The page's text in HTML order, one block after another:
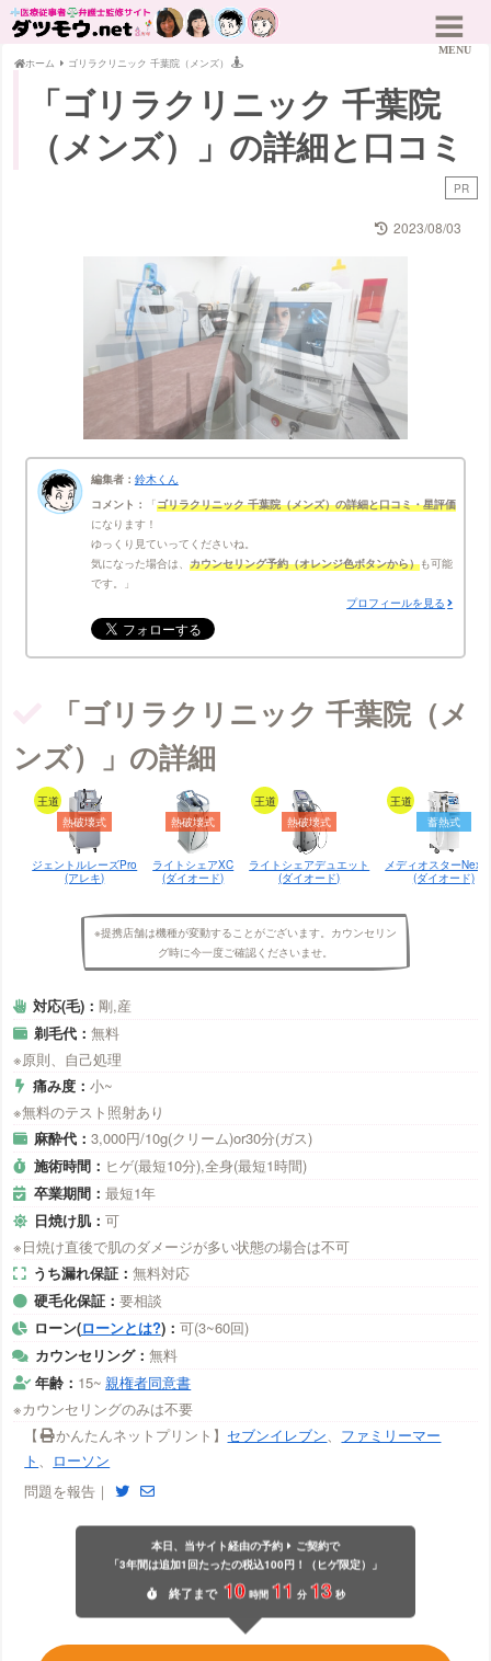
ホーム ゴリラクリニック 千葉院（メンズ）
「ゴリラクリニック 千葉院
（メンズ）」の詳細と口コミ
PR
2023/08/03
編集者： 鈴木くん
コメント：
ゴリラクリニック 千葉院（メンズ）の詳細と口コミ・星評価
になります！
ゆっくり見ていってくださいね。
気になった場合は、 カウンセリング予約（オレンジ色ボタンから）も可能
です。
プロフィールを見る
「ゴリラクリニック 千葉院（メ
ンズ）」の詳細
熱破壊式
ジェントルレーズPro
(アレキ)
王道
熱破壊式
ライトシェアXC
(ダイオード)
熱破壊式
ライトシェアデュエット
(ダイオード)
王道
蓄熱式
メディオスター
(ダイオード)
王道
※提携店舗は機種が変動することがございます。カウンセリン
グ時に今一度ご確認くださいませ。
対応(毛)：剛,産
剃毛代：無料
※原則、自己処理
痛み度：小~
※無料のテスト照射あり
麻酔代：3,000円/10g(クリーム)or30分(ガス)
施術時間： ヒゲ(最短10分),全身(最短1時間)
卒業期間： 最短1年
日焼け肌： 可
※日焼け直後で肌のダメージが多い状態の場合は不可
うち漏れ保証： 無料対応
硬毛化保証： 要相談
ローン(ローンとは?)： 可(3~60回)
カウンセリング： 無料
年齢： 15~ 親権者同意書
※カウンセリングのみは不要
【
かんたんネットプリント】 セブンイレブン、 ファミリーマー
ト 、 ローソン
問題を報告｜
本日、当サイト経由の予約
ご契約で
「3年間は追加1回たったの税込100円！（ヒゲ限定）」
終了 まで 10 時間 11 分 12 秒